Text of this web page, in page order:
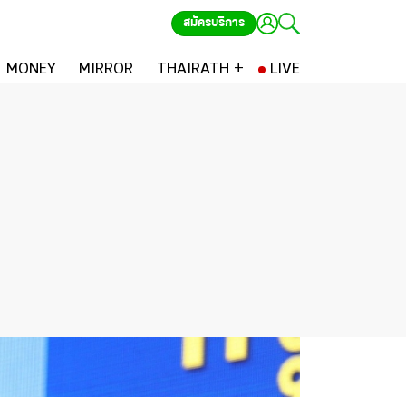
สมัครบริการ
MONEY MIRROR THAIRATH + LIVE